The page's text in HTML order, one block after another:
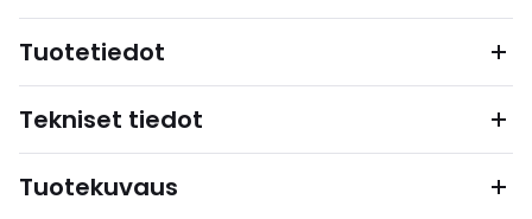
Tuotetiedot
Tekniset tiedot
Tuotekuvaus